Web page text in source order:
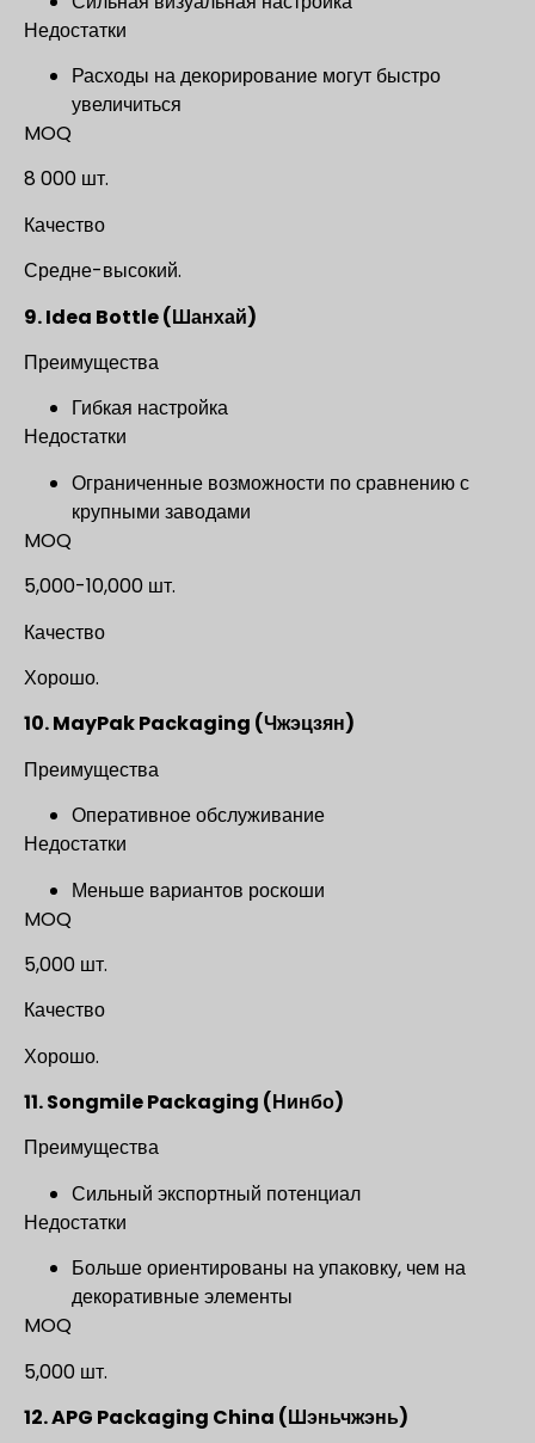
Недостатки
Расходы на декорирование могут быстро
увеличиться
MOQ
8 000 шт.
Качество
Средне-высокий.
9. Idea Bottle (Шанхай)
Преимущества
Гибкая настройка
Недостатки
Ограниченные возможности по сравнению с
крупными заводами
MOQ
5,000-10,000 шт.
Качество
Хорошо.
10. MayPak Packaging (Чжэцзян)
Преимущества
Оперативное обслуживание
Недостатки
Меньше вариантов роскоши
MOQ
5,000 шт.
Качество
Хорошо.
11. Songmile Packaging (Нинбо)
Преимущества
Сильный экспортный потенциал
Недостатки
Больше ориентированы на упаковку, чем на
декоративные элементы
MOQ
5,000 шт.
12. APG Packaging China (Шэньчжэнь)